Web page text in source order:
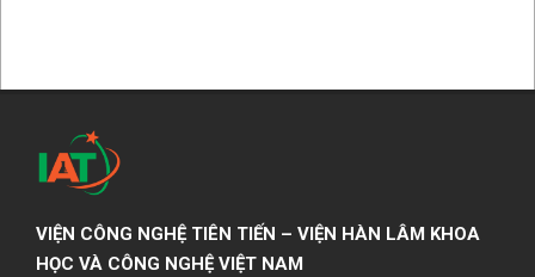
VIỆN CÔNG NGHỆ TIÊN TIẾN – VIỆN HÀN LÂM KHOA
HỌC VÀ CÔNG NGHỆ VIỆT NAM